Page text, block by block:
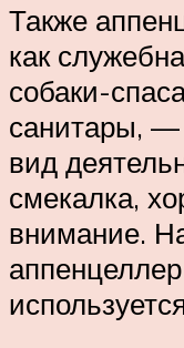
Также
как
собаки-
санитары,
вид
смекалка,
внимание.